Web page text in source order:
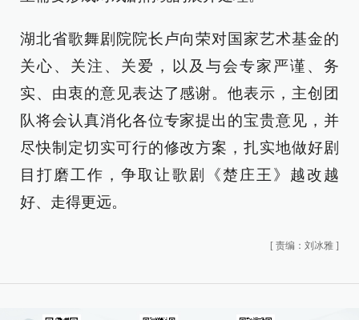
湖北省歌舞剧院院长卢向荣对国家艺术基金的
关心、关注、关爱，以及与会专家严谨、务
实、由衷的意见表达了感谢。他表示，主创团
队将会认真消化各位专家提出的宝贵意见，并
尽快制定切实可行的修改方案，扎实地做好剧
目打磨工作，争取让歌剧《楚庄王》越改越
好、走得更远。
[ 责编：刘冰雅 ]